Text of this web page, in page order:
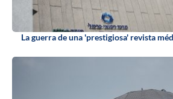
La guerra de una 'prestigiosa' revista